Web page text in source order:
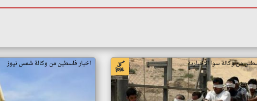
من وكالة سوا الإخبارية اخبار فلسطين من وكالة شمس نيوز